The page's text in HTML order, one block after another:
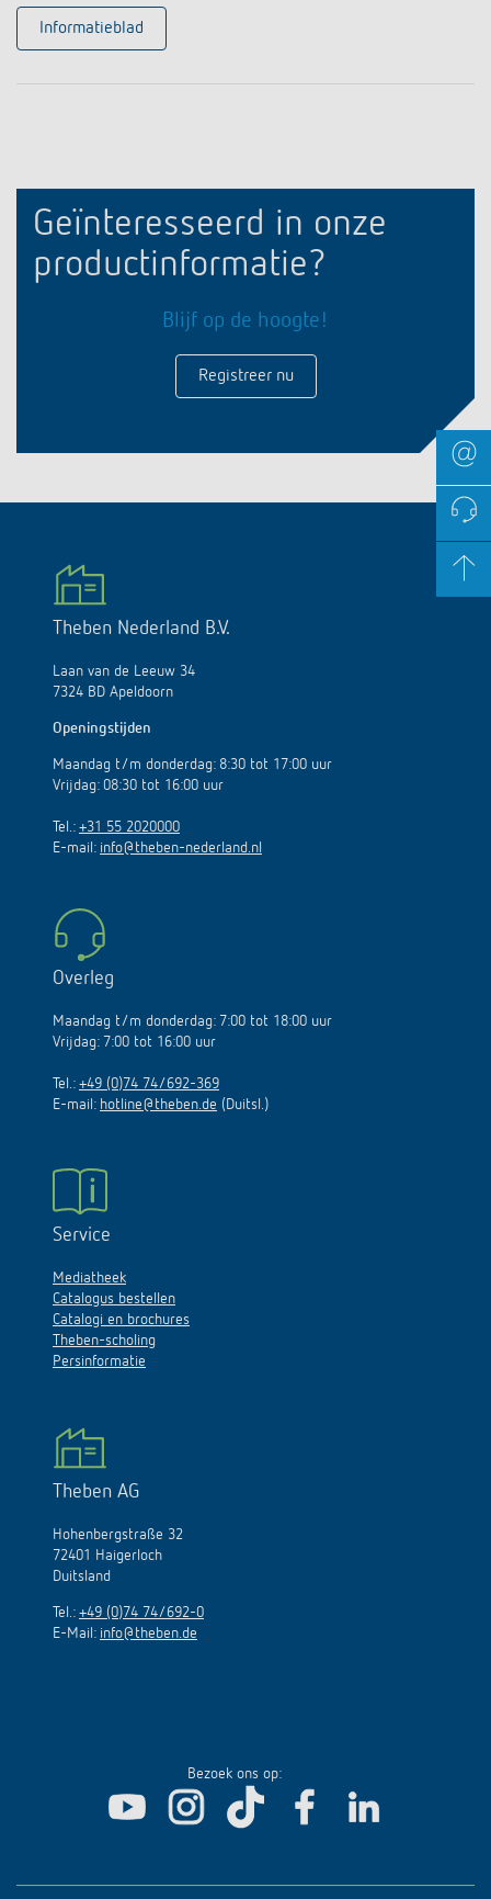
Informatieblad
Geïnteresseerd in onze
productinformatie?
Blijf op de hoogte!
Registreer nu
Theben Nederland B.V.
Laan van de Leeuw 34
7324 BD Apeldoorn
Openingstijden
Maandag t/m donderdag: 8:30 tot 17:00 uur
Vrijdag: 08:30 tot 16:00 uur
Tel.: +31 55 2020000
E-mail: info@theben-nederland.nl
Overleg
Maandag t/m donderdag: 7:00 tot 18:00 uur
Vrijdag: 7:00 tot 16:00 uur
Tel.: +49 (0)74 74/692-369
E-mail: hotline@theben.de (Duitsl.)
Service
Mediatheek
Catalogus bestellen
Catalogi en brochures
Theben-scholing
Persinformatie
Theben AG
Hohenbergstraße 32
72401 Haigerloch
Duitsland
Tel.: +49 (0)74 74/692-0
E-Mail: info@theben.de
Bezoek ons op: